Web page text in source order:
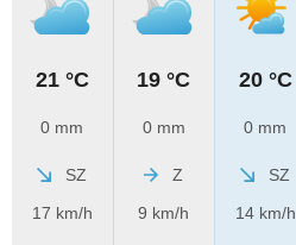
21 °C
0 mm
SZ
17 km/h
19 °C
0 mm
Z
9 km/h
20 °C
0 mm
SZ
14 km/h